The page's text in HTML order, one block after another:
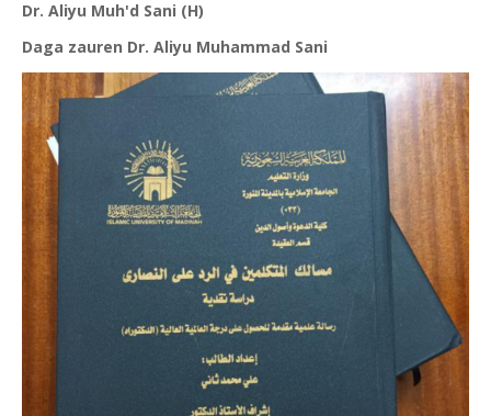
Dr. Aliyu Muh'd Sani (H)
Daga zauren Dr. Aliyu Muhammad Sani